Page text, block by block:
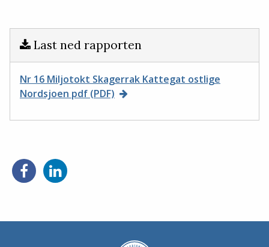
Last ned rapporten
Nr 16 Miljotokt Skagerrak Kattegat ostlige
Nordsjoen pdf (PDF)